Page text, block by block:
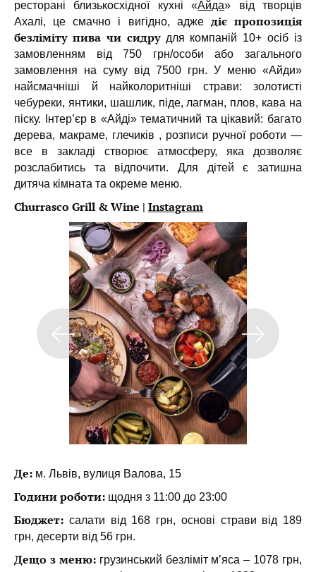
ресторані близькосхідної кухні «Айда» від творців
Ахалі, це смачно і вигідно, адже діє пропозиція
безліміту пива чи сидру для компаній 10+ осіб із
замовленням від 750 грн/особи або загального
замовлення на суму від 7500 грн. У меню «Айди»
найсмачніші й найколоритніші страви: золотисті
чебуреки, янтики, шашлик, піде, лагман, плов, кава на
піску. Інтер’єр в «Айді» тематичний та цікавий: багато
дерева, макраме, глечиків , розписи ручної роботи —
все в закладі створює атмосферу, яка дозволяє
розслабитись та відпочити. Для дітей є затишна
дитяча кімната та окреме меню.
Churrasco Grill & Wine | Instagram
Де: м. Львів, вулиця Валова, 15
Години роботи: щодня з 11:00 до 23:00
Бюджет: салати від 168 грн, основі страви від 189
грн, десерти від 56 грн.
Дещо з меню:грузинський безліміт м’яса – 1078 грн,